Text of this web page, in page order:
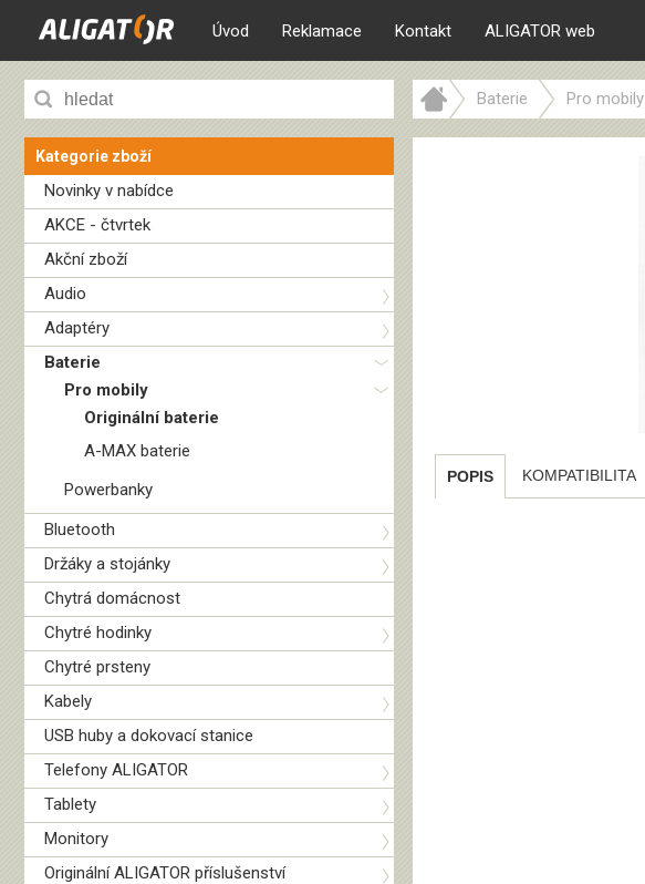
Úvod Reklamace Kontakt ALIGATOR web
Kategorie zboží
Novinky v nabídce
AKCE - čtvrtek
Akční zboží
Audio
Adaptéry
Baterie
Pro mobily
Originální baterie
A-MAX baterie
Powerbanky
Bluetooth
Držáky a stojánky
Chytrá domácnost
Chytré hodinky
Chytré prsteny
Kabely
USB huby a dokovací stanice
Telefony ALIGATOR
Tablety
Monitory
Originální ALIGATOR příslušenství
Baterie Pro mobily
POPIS KOMPATIBILITA